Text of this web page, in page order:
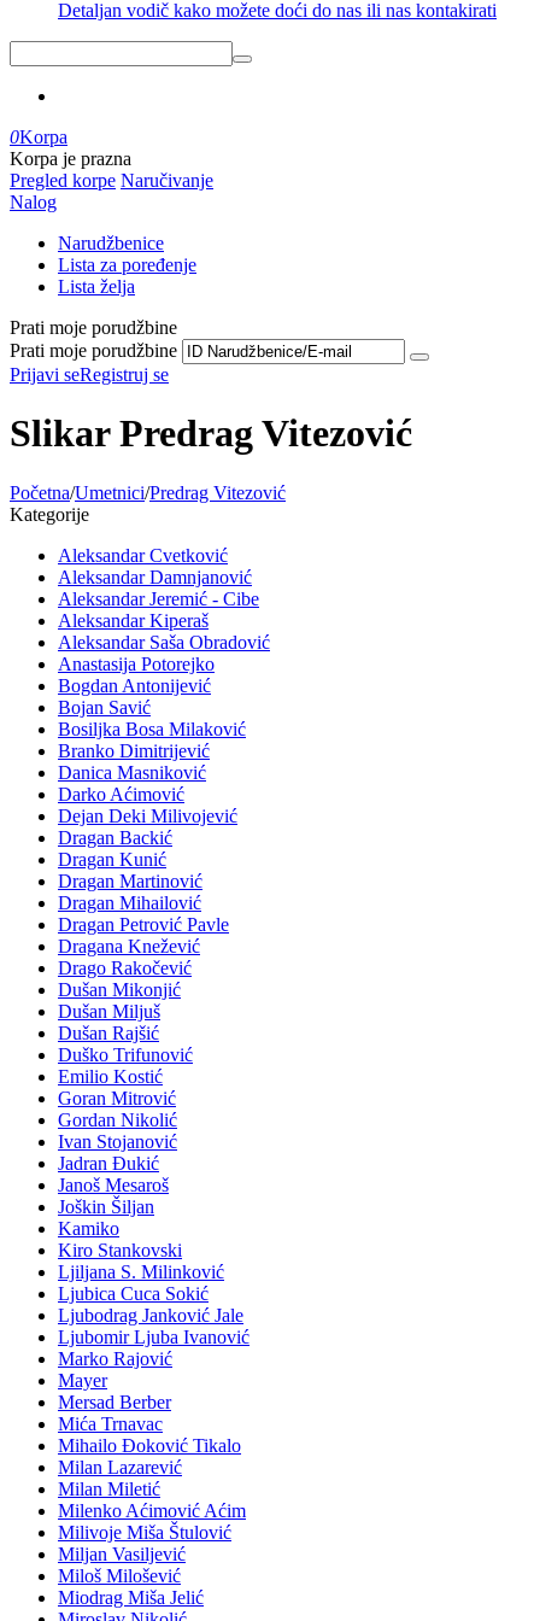
Detaljan vodič kako možete doći do nas ili nas kontakirati
0Korpa
Korpa je prazna
Pregled korpe Naručivanje
Nalog
Narudžbenice
Lista za poređenje
Lista želja
Prati moje porudžbine
Prati moje porudžbine
Prijavi seRegistruj se
Slikar Predrag Vitezović
Početna/Umetnici/Predrag Vitezović
Kategorije
Aleksandar Cvetković
Aleksandar Damnjanović
Aleksandar Jeremić - Cibe
Aleksandar Kiperaš
Aleksandar Saša Obradović
Anastasija Potorejko
Bogdan Antonijević
Bojan Savić
Bosiljka Bosa Milaković
Branko Dimitrijević
Danica Masniković
Darko Aćimović
Dejan Deki Milivojević
Dragan Backić
Dragan Kunić
Dragan Martinović
Dragan Mihailović
Dragan Petrović Pavle
Dragana Knežević
Drago Rakočević
Dušan Mikonjić
Dušan Miljuš
Dušan Rajšić
Duško Trifunović
Emilio Kostić
Goran Mitrović
Gordan Nikolić
Ivan Stojanović
Jadran Đukić
Janoš Mesaroš
Joškin Šiljan
Kamiko
Kiro Stankovski
Ljiljana S. Milinković
Ljubica Cuca Sokić
Ljubodrag Janković Jale
Ljubomir Ljuba Ivanović
Marko Rajović
Mayer
Mersad Berber
Mića Trnavac
Mihailo Đoković Tikalo
Milan Lazarević
Milan Miletić
Milenko Aćimović Aćim
Milivoje Miša Štulović
Miljan Vasiljević
Miloš Milošević
Miodrag Miša Jelić